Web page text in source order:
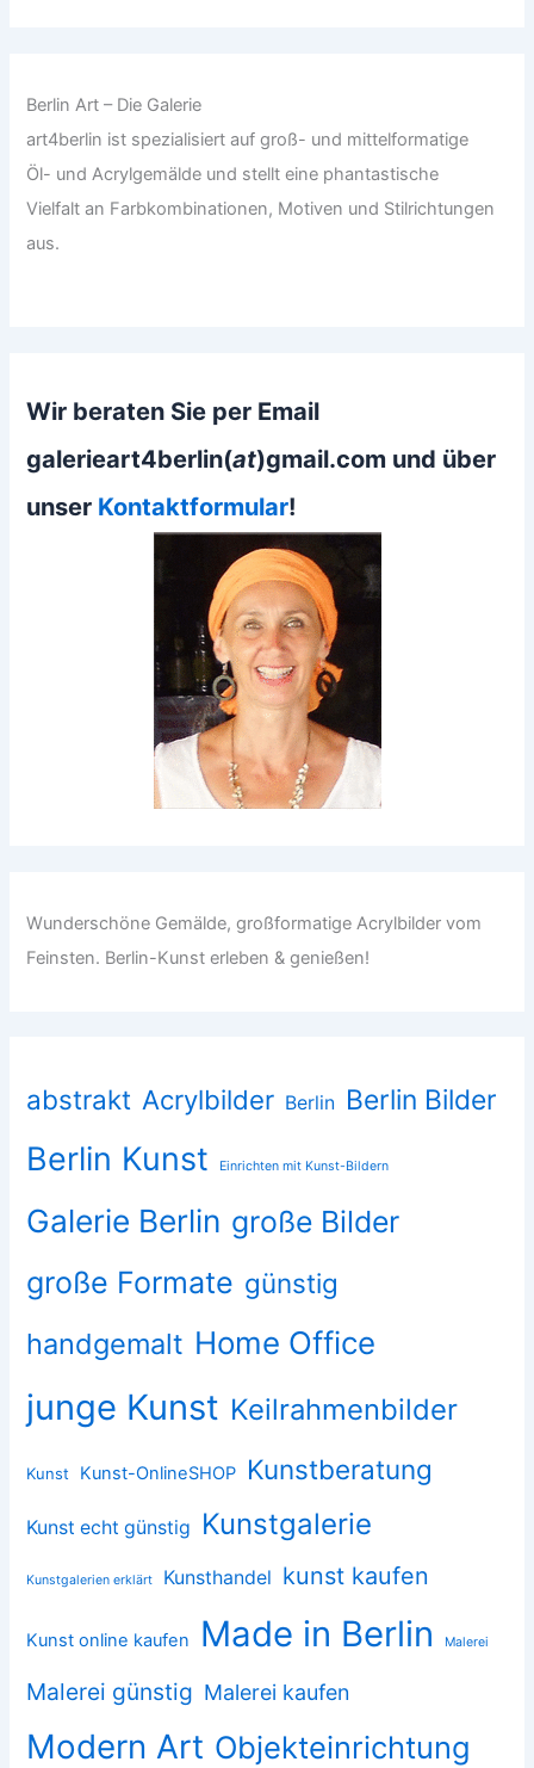
Berlin Art – Die Galerie
art4berlin ist spezialisiert auf groß- und mittelformatige
Öl- und Acrylgemälde und stellt eine phantastische
Vielfalt an Farbkombinationen, Motiven und Stilrichtungen
aus.
Wir beraten Sie per Email
galerieart4berlin(at)gmail.com und über
unser Kontaktformular!
Wunderschöne Gemälde, großformatige Acrylbilder vom
Feinsten. Berlin-Kunst erleben & genießen!
abstrakt Acrylbilder Berlin Berlin Bilder
Berlin Kunst Einrichten mit Kunst-Bildern
Galerie Berlin große Bilder
große Formate günstig
handgemalt Home Office
junge Kunst Keilrahmenbilder
Kunst Kunst-OnlineSHOP Kunstberatung
Kunst echt günstig Kunstgalerie
Kunstgalerien erklärt Kunsthandel kunst kaufen
Kunst online kaufen Made in Berlin Malerei
Malerei günstig Malerei kaufen
Modern Art Objekteinrichtung